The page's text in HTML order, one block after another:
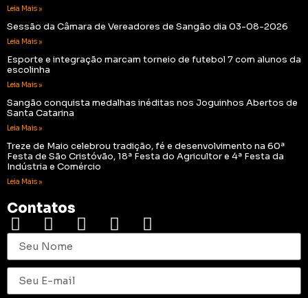
Leia Mais »
Sessão da Câmara de Vereadores de Sangão dia 03-08-2026
Leia Mais »
Esporte e integração marcam torneio de futebol 7 com alunos da
escolinha
Leia Mais »
Sangão conquista medalhas inéditas nos Joguinhos Abertos de
Santa Catarina
Leia Mais »
Treze de Maio celebrou tradição, fé e desenvolvimento na 60ª
Festa de São Cristóvão, 18ª Festa do Agricultor e 4ª Festa da
Indústria e Comércio
Leia Mais »
Contatos